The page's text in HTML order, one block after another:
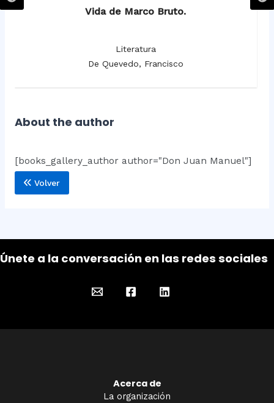
Vida de Marco Bruto.
Literatura
De Quevedo, Francisco
About the author
[books_gallery_author author="Don Juan Manuel"]
Volver
Únete a la conversación en las redes sociales
Acerca de
La organización